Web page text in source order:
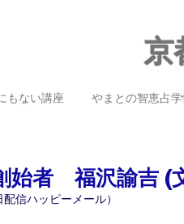
京
もない講座 やまとの智恵占
始者 福沢諭吉 (
信ハッピーメール）